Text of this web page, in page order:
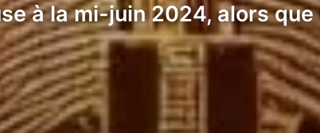
à la mi-juin 2024, alors